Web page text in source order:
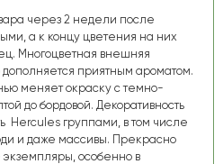
через 2 недели после
а к концу цветения на них
Многоцветная внешняя
дополняется приятным ароматом.
меняет окраску с темно-
до бордовой. Декоративность
Hercules группами, в том числе
и даже массивы. Прекрасно
экземпляры, особенно в